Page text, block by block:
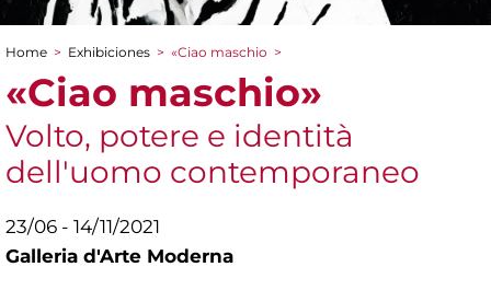
You are here
Home > Exhibiciones > «Ciao maschio >
«Ciao maschio»
Volto, potere e identità
dell'uomo contemporaneo
23/06 - 14/11/2021
Galleria d'Arte Moderna